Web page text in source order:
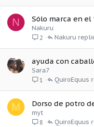
N Sólo marca en
Nakuru
2
Nakuru
ayuda con
Sara7
1
QuiroEquus
M Dorso de potro
myt
8
QuiroEquus